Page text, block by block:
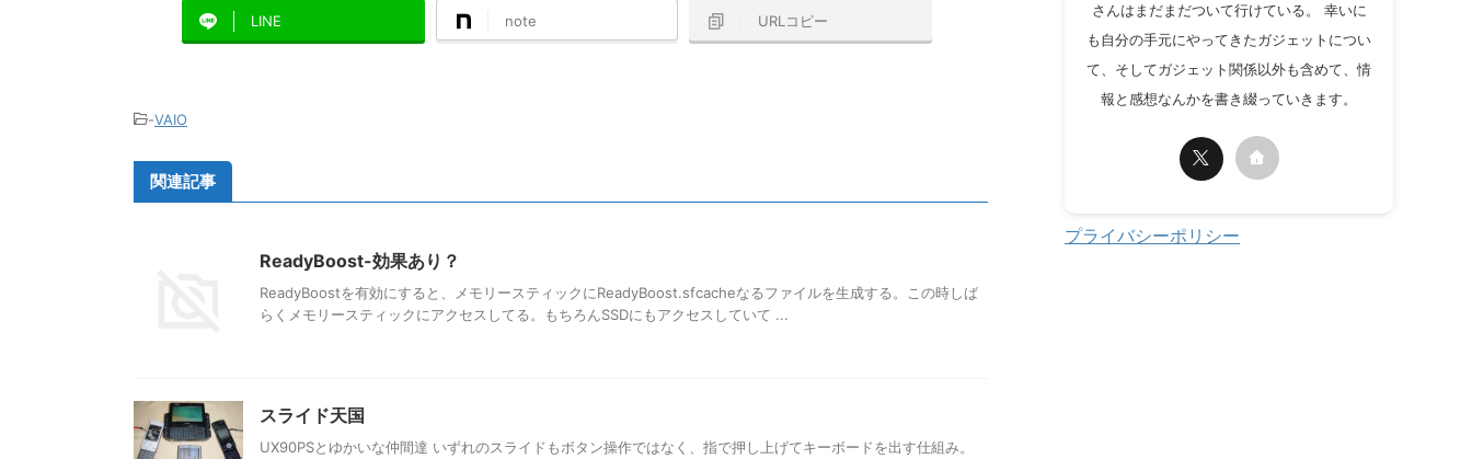
LINE note URLコピー
-VAIO
関連記事
ReadyBoost-効果あり？
ReadyBoostを有効にすると、メモリースティックにReadyBoost.sfcacheなるファイルを生成する。この時しば
らくメモリースティックにアクセスしてる。もちろんSSDにもアクセスしていて ...
スライド天国
UX90PSとゆかいな仲間達 いずれのスライドもボタン操作ではなく、指で押し上げてキーボードを出す仕組み。
さんはまだまだついて行けている。 幸いに
も自分の手元にやってきたガジェットについ
て、そしてガジェット関係以外も含めて、情
報と感想なんかを書き綴っていきます。
プライバシーポリシー